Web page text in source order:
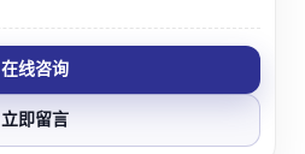
在线咨询
立即留言